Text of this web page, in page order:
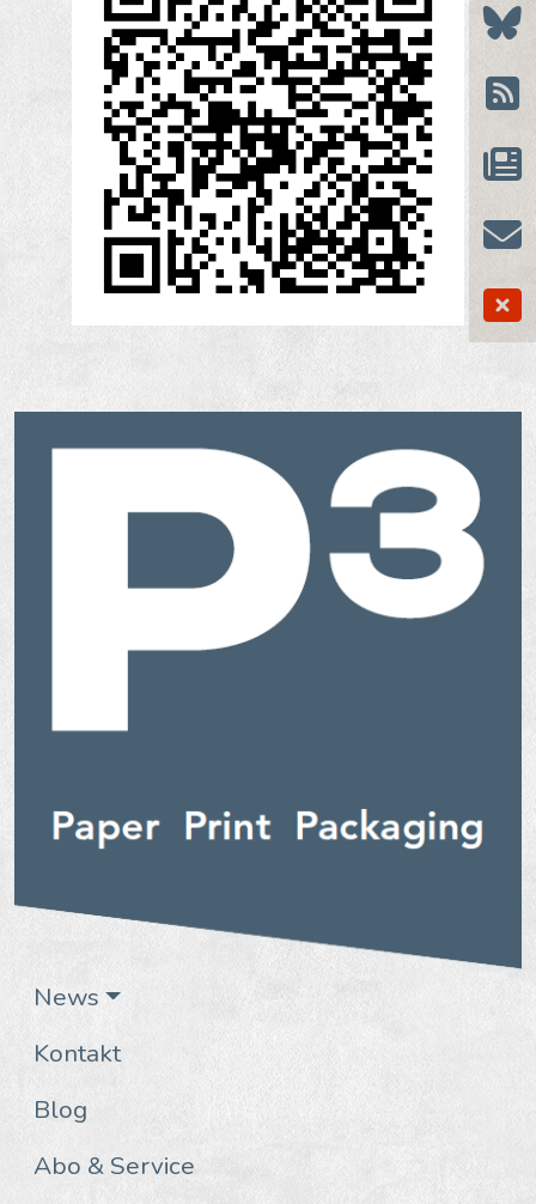
News
Kontakt
Blog
Abo & Service